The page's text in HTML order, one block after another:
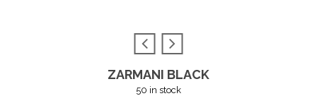
ZARMANI BLACK
50 in stock